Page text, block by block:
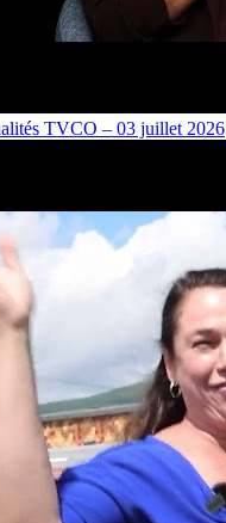
TVCO – 03 juillet 2026